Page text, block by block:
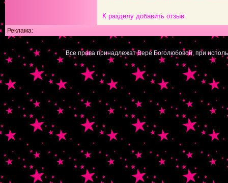
К разделу добавить отзыв
Реклама:
Все права принадлежат Вере Боголюбовой, при